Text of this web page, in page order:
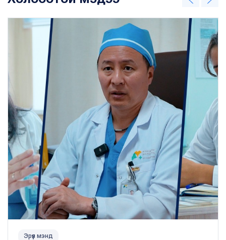
Эрүүл мэнд